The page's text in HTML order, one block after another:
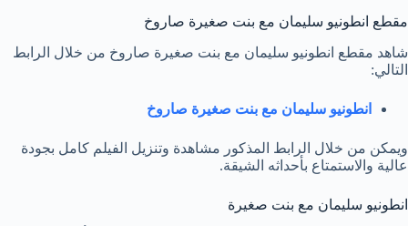
مقطع انطونيو سليمان مع بنت صغيرة صاروخ
شاهد مقطع انطونيو سليمان مع بنت صغيرة صاروخ من خلال الرابط
التالي:
انطونيو سليمان مع بنت صغيرة صاروخ
ويمكن من خلال الرابط المذكور مشاهدة وتنزيل الفيلم كامل بجودة
عالية والاستمتاع بأحداثه الشيقة.
انطونيو سليمان مع بنت صغيرة